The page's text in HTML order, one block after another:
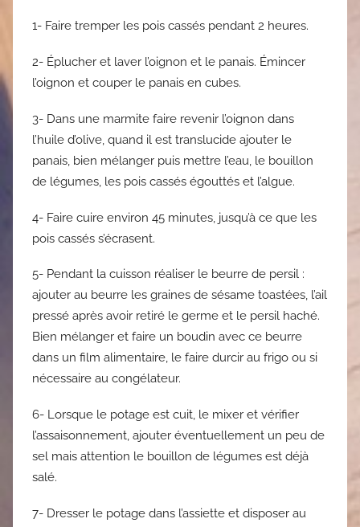
1- Faire tremper les pois cassés pendant 2 heures.
2- Éplucher et laver l’oignon et le panais. Émincer
l’oignon et couper le panais en cubes.
3- Dans une marmite faire revenir l’oignon dans
l’huile d’olive, quand il est translucide ajouter le
panais, bien mélanger puis mettre l’eau, le bouillon
de légumes, les pois cassés égouttés et l’algue.
4- Faire cuire environ 45 minutes, jusqu’à ce que les
pois cassés s’écrasent.
5- Pendant la cuisson réaliser le beurre de persil :
ajouter au beurre les graines de sésame toastées, l’ail
pressé après avoir retiré le germe et le persil haché.
Bien mélanger et faire un boudin avec ce beurre
dans un film alimentaire, le faire durcir au frigo ou si
nécessaire au congélateur.
6- Lorsque le potage est cuit, le mixer et vérifier
l’assaisonnement, ajouter éventuellement un peu de
sel mais attention le bouillon de légumes est déjà
salé.
7- Dresser le potage dans l’assiette et disposer au